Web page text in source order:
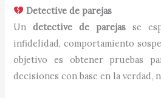
Detective de parejas
Undetective de parejas se
infidelidad, comportamiento
objetivo es obtener pruebas
decisiones con base en la verdad,